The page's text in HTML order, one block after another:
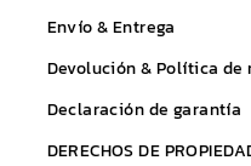
Envío & Entrega
Devolución & Política de
Declaración de garantía
DERECHOS DE